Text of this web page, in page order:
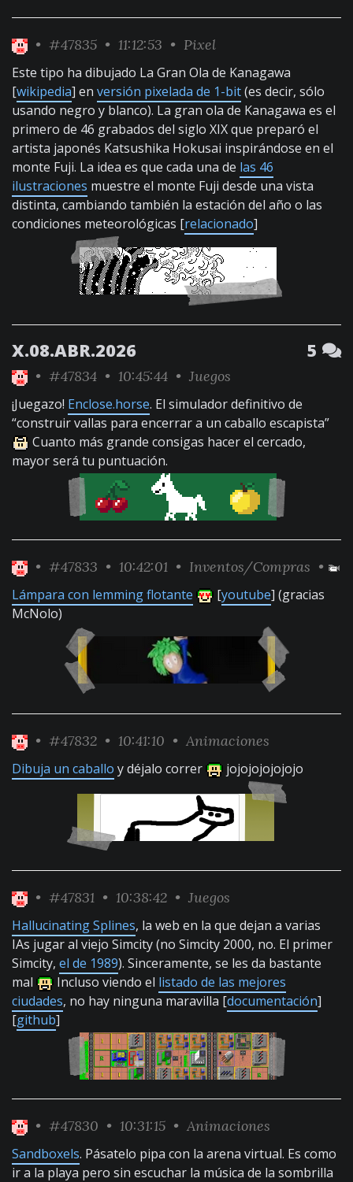
• #47835 • 11:12:53 • Pixel
Este tipo ha dibujado La Gran Ola de Kanagawa
[wikipedia] en versión pixelada de 1-bit(es decir, sólo
usando negro y blanco). La gran ola de Kanagawa es el
primero de 46 grabados del siglo XIX que preparó el
artista japonés Katsushika Hokusai inspirándose en el
monte Fuji. La idea es que cada una de las 46
ilustraciones muestre el monte Fuji desde una vista
distinta, cambiando también la estación del año o las
condiciones meteorológicas [relacionado]
X.08.ABR.2026 5
• #47834 • 10:45:44 • Juegos
¡Juegazo! Enclose.horse. El simulador definitivo de
“construir vallas para encerrar a un caballo escapista”
Cuanto más grande consigas hacer el cercado,
mayor será tu puntuación.
• #47833 • 10:42:01 • Inventos/Compras •
Lámpara con lemming flotante [youtube] (gracias
McNolo)
• #47832 • 10:41:10 • Animaciones
Dibuja un caballo y déjalo correr jojojojojojojo
• #47831 • 10:38:42 • Juegos
Hallucinating Splines, la web en la que dejan a varias
IAs jugar al viejo Simcity (no Simcity 2000, no. El primer
Simcity, el de 1989). Sinceramente, se les da bastante
mal
Incluso viendo el listado de las mejores
ciudades, no hay ninguna maravilla [documentación]
[github]
• #47830 • 10:31:15 • Animaciones
Sandboxels. Pásatelo pipa con la arena virtual. Es como
ir a la playa pero sin escuchar la música de la sombrilla